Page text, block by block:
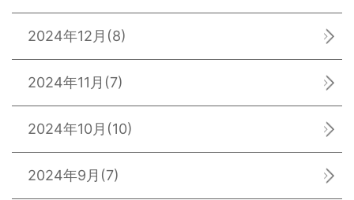
2024年12月 (8)
2024年11月 (7)
2024年10月 (10)
2024年9月 (7)